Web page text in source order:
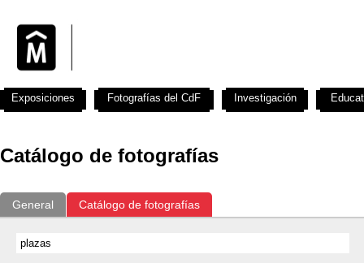
Catálogo de fotografías
General Catálogo de fotografías
Exposiciones Fotografías del CdF Investigación